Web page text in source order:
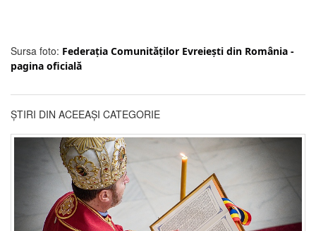
Sursa foto: Federația Comunităților Evreiești din România -
pagina oficială
ȘTIRI DIN ACEEAȘI CATEGORIE